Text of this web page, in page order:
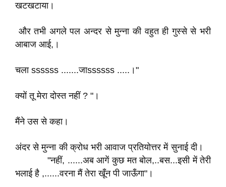
खटखटाया।
और तभी अगले पल अन्दर से मुन्ना की वहुत ही गुस्से से भरी
आबाज आई,।
चला ssssss .......जाssssss .....।"
क्यों तू मेरा दोस्त नहीं ? "।
मैंने उस से कहा।
अंदर से मुन्ना की क्रोध भरी आवाज प्रतियोत्तर में सुनाई दी।
"नहीं, ......अब आगें कुछ मत बोल,..बस...इसी में तेरी
भलाई है ,......वरना मैं तेरा खूँन पी जाऊँगा"।